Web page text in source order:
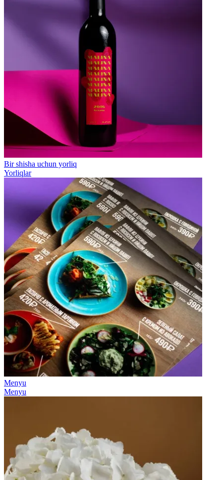
Bir shisha uchun yorliq
Yorliqlar
Menyu
Menyu